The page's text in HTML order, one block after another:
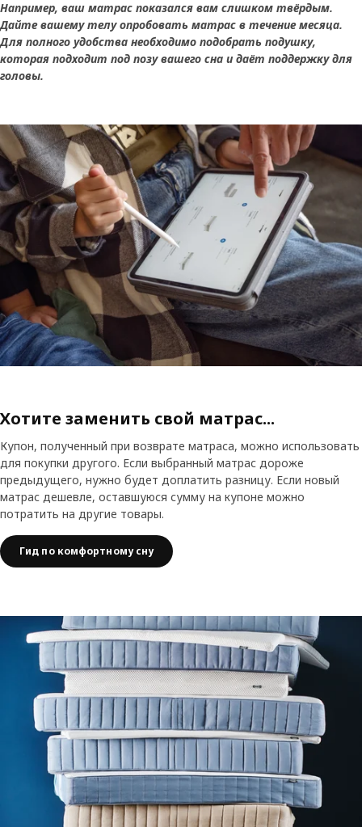
Например, ваш матрас показался вам слишком твёрдым.
Дайте вашему телу опробовать матрас в течение месяца.
Для полного удобства необходимо подобрать подушку,
которая подходит под позу вашего сна и даёт поддержку для
головы.
Хотите заменить свой матрас...
Купон, полученный при возврате матраса, можно использовать
для покупки другого. Если выбранный матрас дороже
предыдущего, нужно будет доплатить разницу. Если новый
матрас дешевле, оставшуюся сумму на купоне можно
потратить на другие товары.
Гид по комфортному сну